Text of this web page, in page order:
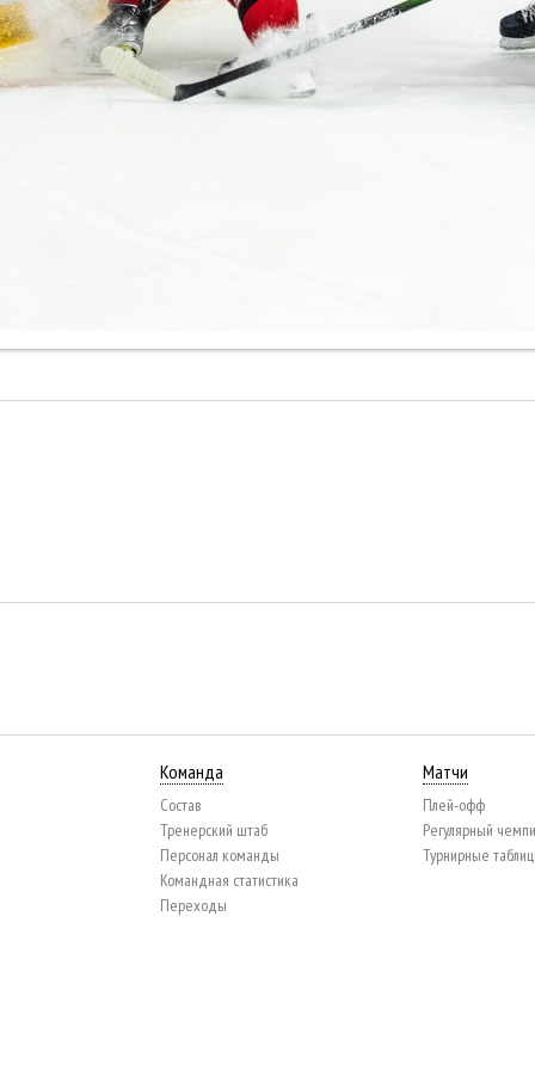
Команда
Состав
Тренерский штаб
Персонал команды
Командная статистика
Переходы
Матчи
Плей-офф
Регулярный
Турнирные